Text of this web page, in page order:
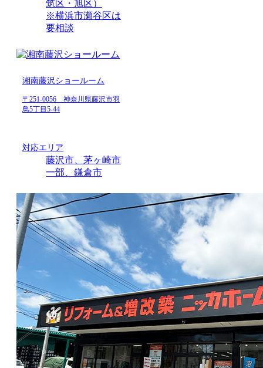
筑区・旭区）
※横浜市瀬谷区は
要相談
湘南藤沢ショールーム
〒251-0056 神奈川県藤沢市羽
鳥5丁目5-44
対応エリア
藤沢市、茅ヶ崎市
一部、鎌倉市